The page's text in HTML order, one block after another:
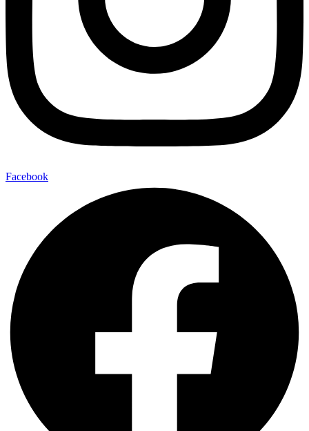
Facebook